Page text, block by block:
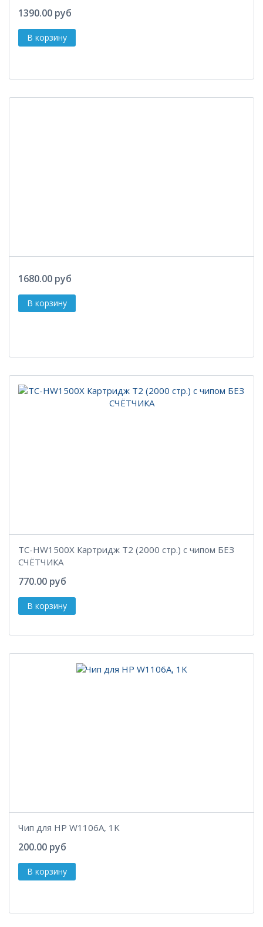
1390.00 руб
1680.00 руб
TC-HW1500X Картридж T2 (2000 стр.) с чипом БЕЗ
СЧЁТЧИКА
770.00 руб
Чип для HP W1106A, 1K
200.00 руб